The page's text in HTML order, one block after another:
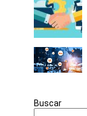
Buscar